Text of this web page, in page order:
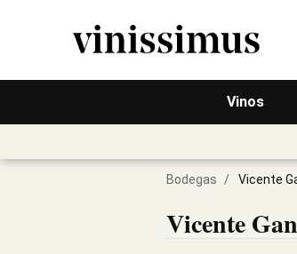
Vinos
Bodegas / Vicente
Vicente